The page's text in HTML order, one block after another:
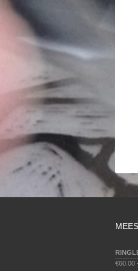
€60.00